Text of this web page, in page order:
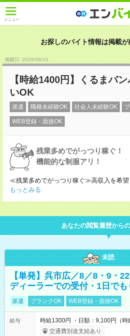
メニュー
お探しのバイト情報は掲載が
掲載日 :2026/06/10
【時給1400円】くるまバ
いOK
派遣 職種未経験OK 社会人未経験OK
WEB登録・面接OK
残業多めでがっつり稼ぐ！
機能的な制服アリ！
≪残業多めでがっつり稼ぐ≫高収入を希望
もっとみる
あなたの閲覧履歴から
未読
【単発】呉市広／8／8・9・
ディーラーでの受付・1日でも
派遣 ブランクOK WEB登録・面接OK
給与
時給1300円 ・日額：9,100円（時
交通費別途支給あり